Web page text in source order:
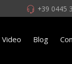
+39 0445
Video Blog